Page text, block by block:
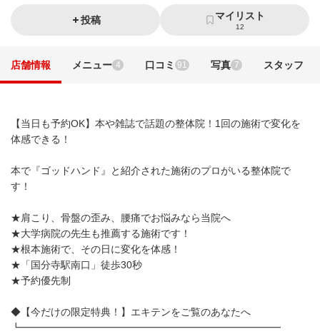
投稿 マイリスト
12
店舗情報 メニュー 4 口コミ 91 写真 7 スタッフ
【当日も予約OK】本や雑誌で話題の整体院！1回の施術で変化を
体感できる！
本で『ゴッドハンド』と紹介された施術のプロがいる整体院で
す！
★肩こり、骨盤の歪み、腰痛でお悩みなら当院へ
★大学病院の先生も推薦する施術です！
★根本施術で、その日に変化を体感！
★「国分寺駅南口」徒歩30秒
★予約優先制
◆【今だけの限定特典！】エキテンをご覧のあなたへ
┗━━━━━━━━━━━━━━━━━━━━━━━━━━